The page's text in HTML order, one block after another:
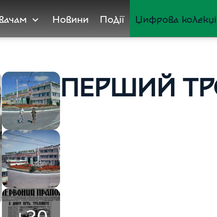
expand_more Новини Події Цифрова
ПЕРШИЙ